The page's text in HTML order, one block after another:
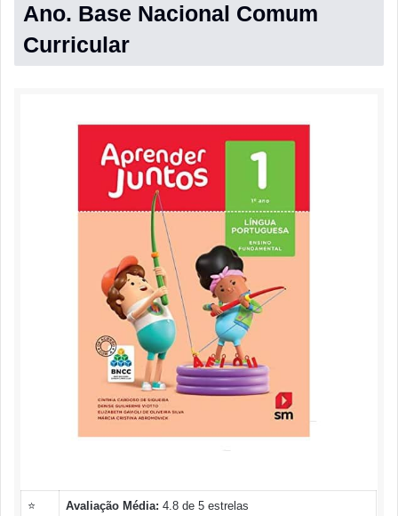
Ano. Base Nacional Comum
Curricular
⭐ Avaliação Média: 4.8 de 5 estrelas